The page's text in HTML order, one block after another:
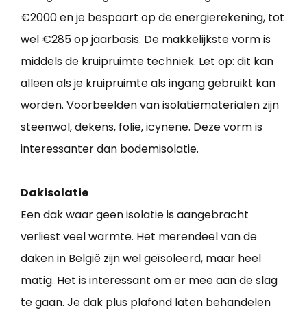
€2000 en je bespaart op de energierekening, tot
wel €285 op jaarbasis. De makkelijkste vorm is
middels de kruipruimte techniek. Let op: dit kan
alleen als je kruipruimte als ingang gebruikt kan
worden. Voorbeelden van isolatiematerialen zijn
steenwol, dekens, folie, icynene. Deze vorm is
interessanter dan bodemisolatie.
Dakisolatie
Een dak waar geen isolatie is aangebracht
verliest veel warmte. Het merendeel van de
daken in België zijn wel geïsoleerd, maar heel
matig. Het is interessant om er mee aan de slag
te gaan. Je dak plus plafond laten behandelen